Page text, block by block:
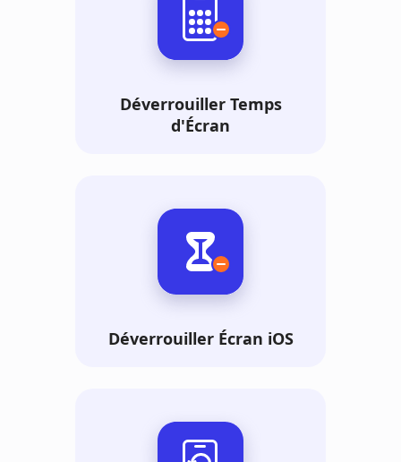
Déverrouiller Temps
d'Écran
Déverrouiller Écran iOS